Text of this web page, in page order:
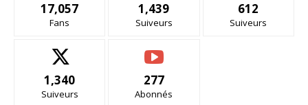
17,057
Fans
1,439
Suiveurs
612
Suiveurs
1,340
Suiveurs
277
Abonnés